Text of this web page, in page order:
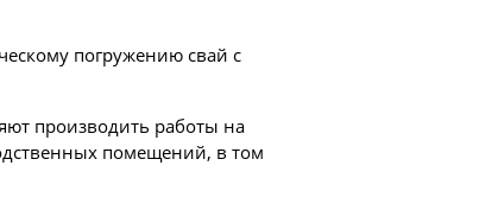
погружению свай с
производить работы на
помещений, в том